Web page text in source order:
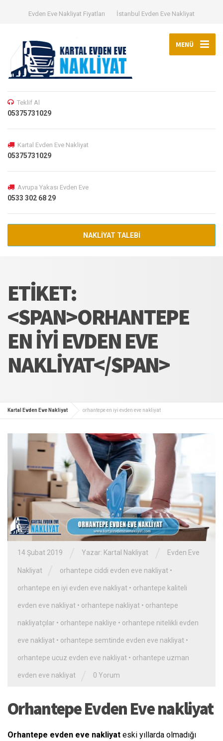
Evden Eve Nakliyat Fiyatları İstanbul Evden Eve Nakliyat
MENÜ
Teklif Al
05375731029
Kartal Evden Eve Nakliyat
05375731029
Avrupa Yakası Evden Eve
0533 302 68 29
NAKLİYAT TALEBİ
ETIKET:
<SPAN>ORHANTEPE
EN IYI EVDEN EVE
NAKLIYAT</SPAN>
Kartal Evden Eve Nakliyat orhantepe en iyi evden eve nakliyat
14 Şubat 2019 Yazar: Kartal Nakliyat Evden Eve
Nakliyat orhantepe ciddi evden eve nakliyat •
orhantepe en iyi evden eve nakliyat • orhantepe kaliteli
evden eve nakliyat • orhantepe nakliyat • orhantepe
nakliyatçılar • orhantepe nakliye • orhantepe nitelikli evden
eve nakliyat • orhantepe semtinde evden eve nakliyat •
orhantepe ucuz evden eve nakliyat • orhantepe uzman
evden eve nakliyat 0 Yorum
Orhantepe Evden Eve nakliyat
Orhantepe evden eve nakliyat eski yıllarda olmadığı